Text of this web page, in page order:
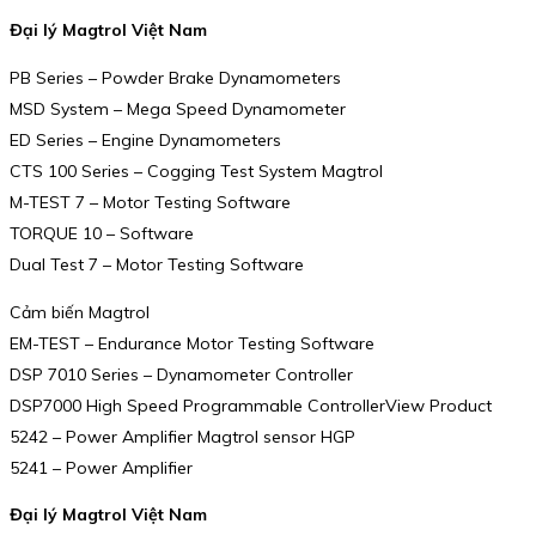
Đại lý Magtrol Việt Nam
PB Series – Powder Brake Dynamometers
MSD System – Mega Speed Dynamometer
ED Series – Engine Dynamometers
CTS 100 Series – Cogging Test System Magtrol
M-TEST 7 – Motor Testing Software
TORQUE 10 – Software
Dual Test 7 – Motor Testing Software
Cảm biến Magtrol
EM-TEST – Endurance Motor Testing Software
DSP 7010 Series – Dynamometer Controller
DSP7000 High Speed Programmable ControllerView Product
5242 – Power Amplifier Magtrol sensor HGP
5241 – Power Amplifier
Đại lý Magtrol Việt Nam